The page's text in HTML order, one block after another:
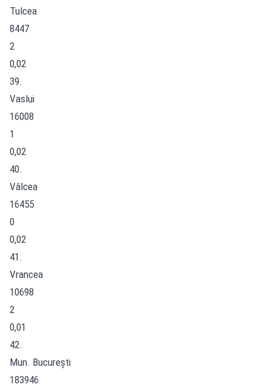
Tulcea
8447
2
0,02
39.
Vaslui
16008
1
0,02
40.
Vâlcea
16455
0
0,02
41.
Vrancea
10698
2
0,01
42.
Mun. București
183946